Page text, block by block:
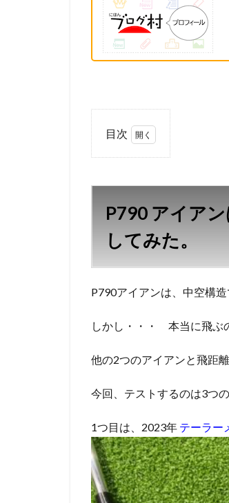
目次
アイ
は飛
い？
アイ
と飛
比較
み
2
と
め
P790 アイア
してみた。
P790アイアンは、中空構
しかし・・・ 本当に飛ぶ
他の2つのアイアンと飛距
今回、テストするのは3つの
1つ目は、2023年 テーラー